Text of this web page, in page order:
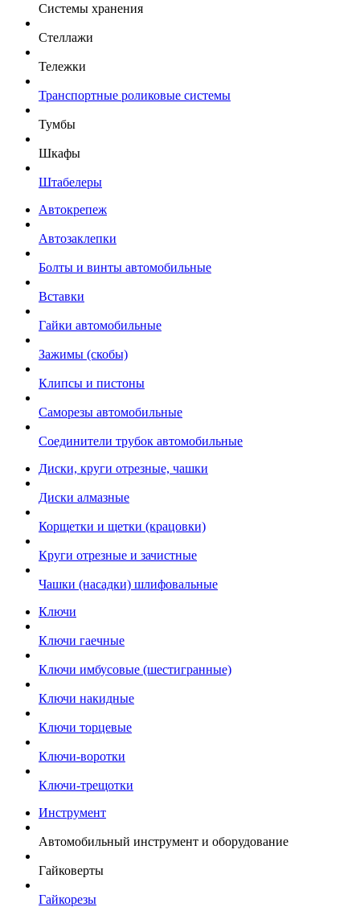
Системы хранения
Стеллажи
Тележки
Транспортные роликовые системы
Тумбы
Шкафы
Штабелеры
Автокрепеж
Автозаклепки
Болты и винты автомобильные
Вставки
Гайки автомобильные
Зажимы (скобы)
Клипсы и пистоны
Саморезы автомобильные
Соединители трубок автомобильные
Диски, круги отрезные, чашки
Диски алмазные
Корщетки и щетки (крацовки)
Круги отрезные и зачистные
Чашки (насадки) шлифовальные
Ключи
Ключи гаечные
Ключи имбусовые (шестигранные)
Ключи накидные
Ключи торцевые
Ключи-воротки
Ключи-трещотки
Инструмент
Автомобильный инструмент и оборудование
Гайковерты
Гайкорезы